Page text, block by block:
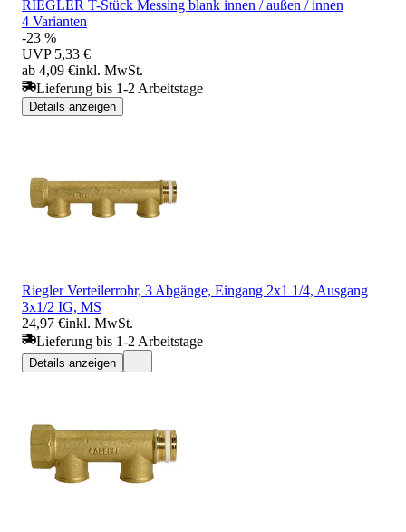
RIEGLER T-Stück Messing blank innen / außen / innen
4 Varianten
-23 %
UVP 5,33 €
ab 4,09 €inkl. MwSt.
Lieferung bis 1-2 Arbeitstage
Details anzeigen
Riegler Verteilerrohr, 3 Abgänge, Eingang 2x1 1/4, Ausgang
3x1/2 IG, MS
24,97 €inkl. MwSt.
Lieferung bis 1-2 Arbeitstage
Details anzeigen